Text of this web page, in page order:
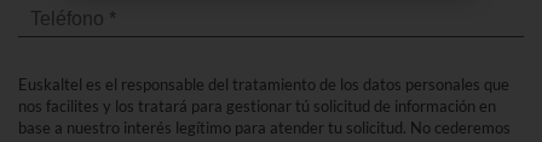
Euskaltel es el responsable del tratamiento de los datos personales que
nos facilites y los tratará para gestionar tú solicitud de información en
base a nuestro interés legítimo para atender tu solicitud. No cederemos